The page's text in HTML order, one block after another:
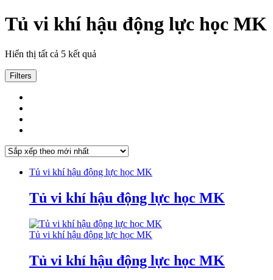
Tủ vi khí hậu động lực học MK
Hiển thị tất cả 5 kết quả
Filters
Tủ vi khí hậu động lực học MK
Tủ vi khí hậu động lực học MK
Tủ vi khí hậu động lực học MK
Tủ vi khí hậu động lực học MK